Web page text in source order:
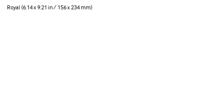
Royal (6.14 x 9.21 in / 156 x 234 mm)